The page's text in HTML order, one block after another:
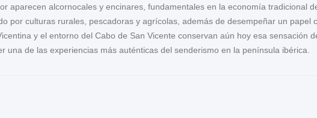
aparecen alcornocales y encinares, fundamentales en la economía tradicional
por culturas rurales, pescadoras y agrícolas, además de desempeñar un papel
y el entorno del Cabo de San Vicente conservan aún hoy esa sensación
una de las experiencias más auténticas del senderismo en la península ibérica.